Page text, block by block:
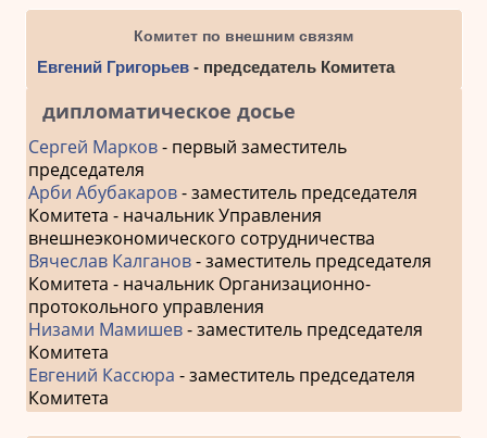
Комитет по внешним связям
Евгений Григорьев- председатель Комитета
дипломатическое досье
Сергей Марков- первый заместитель
председателя
Арби Абубакаров- заместитель председателя
Комитета - начальник Управления
внешнеэкономического сотрудничества
Вячеслав Калганов- заместитель председателя
Комитета - начальник Организационно-
протокольного управления
Низами Мамишев- заместитель председателя
Комитета
Евгений Кассюра - заместитель председателя
Комитета